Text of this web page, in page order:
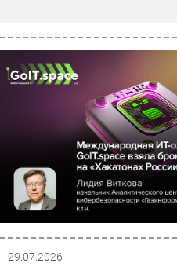
29.07.2026